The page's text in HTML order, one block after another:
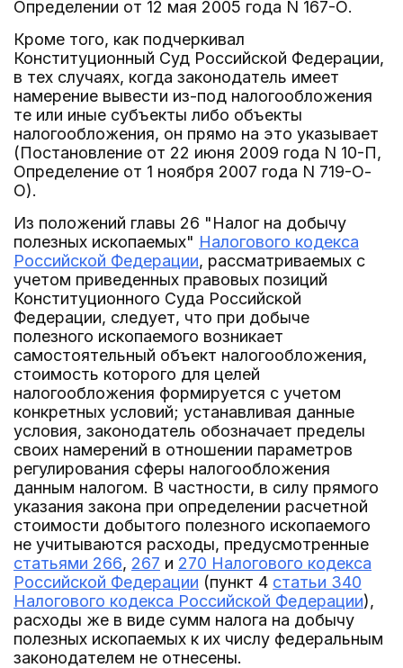
Определении от 12 мая 2005 года N 167-О.
Кроме того, как подчеркивал
Конституционный Суд Российской Федерации,
в тех случаях, когда законодатель имеет
намерение вывести из-под налогообложения
те или иные субъекты либо объекты
налогообложения, он прямо на это указывает
(Постановление от 22 июня 2009 года N 10-П,
Определение от 1 ноября 2007 года N 719-О-
О).
Из положений главы 26 "Налог на добычу
полезных ископаемых" Налогового кодекса
Российской Федерации, рассматриваемых с
учетом приведенных правовых позиций
Конституционного Суда Российской
Федерации, следует, что при добыче
полезного ископаемого возникает
самостоятельный объект налогообложения,
стоимость которого для целей
налогообложения формируется с учетом
конкретных условий; устанавливая данные
условия, законодатель обозначает пределы
своих намерений в отношении параметров
регулирования сферы налогообложения
данным налогом. В частности, в силу прямого
указания закона при определении расчетной
стоимости добытого полезного ископаемого
не учитываются расходы, предусмотренные
статьями 266, 267 и 270 Налогового кодекса
Российской Федерации (пункт 4 статьи 340
Налогового кодекса Российской Федерации),
расходы же в виде сумм налога на добычу
полезных ископаемых к их числу федеральным
законодателем не отнесены.